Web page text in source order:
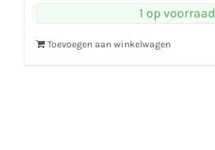
1 op voorraad
Toevoegen aan winkelwagen